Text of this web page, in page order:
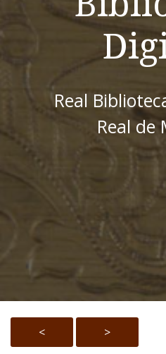
Real
Real de
< >